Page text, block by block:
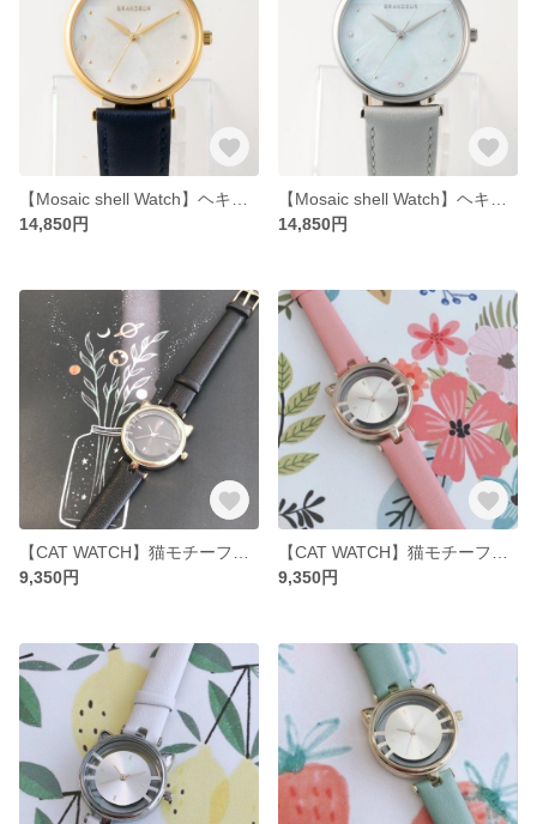
14,850円
14,850円
9,350円
9,350円